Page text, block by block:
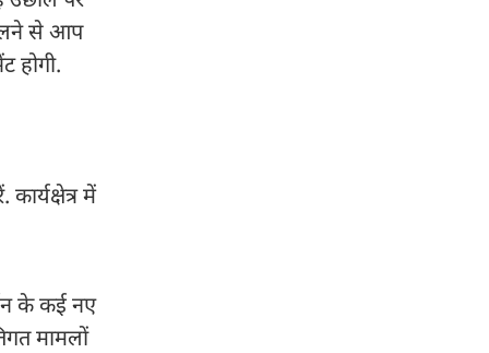
से आप
होगी.
में
के कई नए
मामलों